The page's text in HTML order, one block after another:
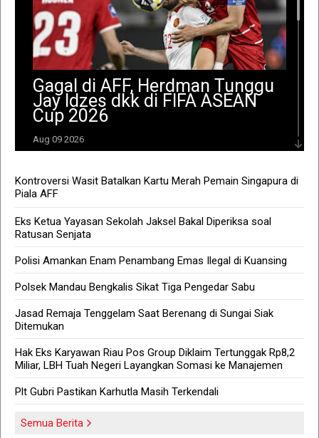
Gagal di AFF, Herdman Tunggu
Jay Idzes dkk di FIFA ASEAN
Cup 2026
Aug 09 2026
Cup 2026.Referensi Timnas...
143 Hotspot Terdeteksi di Riau,
IRT Tewas Dersimbah Darah,
Ditebas Mantan Suami
Pelaku Penembakan di Sekolah
Thailand Diduga Belajar dari
Internet
Aug 08 2026
Kontroversi Wasit Batalkan Kartu Merah Pemain Singapura di
Piala AFF
Eks Ketua Yayasan Sekolah Jaksel Bakal Diperiksa soal
Ratusan Senjata
Polisi Amankan Enam Penambang Emas Ilegal di Kuansing
Polsek Mandau Bengkalis Sikat Tiga Pengedar Sabu
Jasad Remaja Tenggelam Saat Berenang di Sungai Siak
Ditemukan
Hak Eks Karyawan Riau Pos Group Diklaim Tertunggak Rp8,2
Miliar, LBH Tuah Negeri Layangkan Somasi ke Manajemen
Plt Gubri Pastikan Karhutla Masih Terkendali
Semua Berita